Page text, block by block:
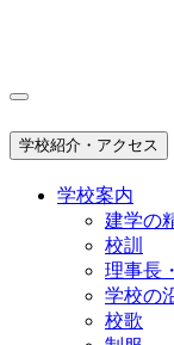
学校紹介・アクセス
学校案内
建学の
校訓
理事長
学校の
校歌